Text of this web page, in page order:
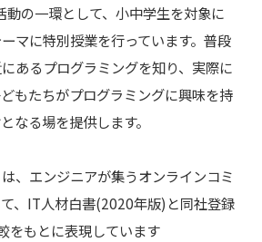
の一環として、小中学生を対象に
マに特別授業を行っています。普段
あるプログラミングを知り、実際に
もたちがプログラミングに興味を持
なる場を提供します。
、エンジニアが集うオンラインコミ
、IT人材白書(2020年版)と同社登録
をもとに表現しています